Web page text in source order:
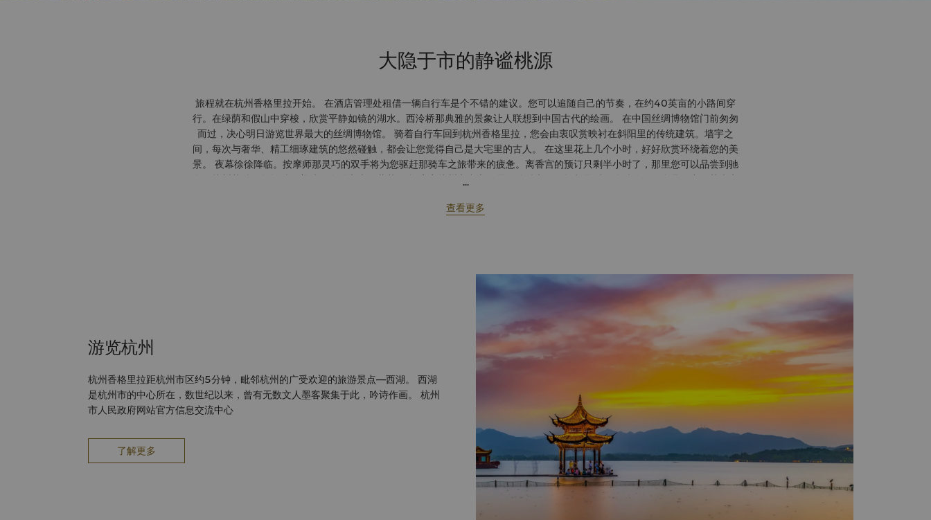
大隐于市的静谧桃源
旅程就在杭州香格里拉开始。 在酒店管理处租借一辆自行车是个不错的建议。您可以追随自己的节奏，在约40英亩的小路间穿
行。在绿荫和假山中穿梭，欣赏平静如镜的湖水。西泠桥那典雅的景象让人联想到中国古代的绘画。 在中国丝绸博物馆门前匆匆
而过，决心明日游览世界最大的丝绸博物馆。 骑着自行车回到杭州香格里拉，您会由衷叹赏映衬在斜阳里的传统建筑。墙宇之
间，每次与奢华、精工细琢建筑的悠然碰触，都会让您觉得自己是大宅里的古人。 在这里花上几个小时，好好欣赏环绕着您的美
景。 夜幕徐徐降临。按摩师那灵巧的双手将为您驱赶那骑车之旅带来的疲惫。离香宫的预订只剩半小时了，那里您可以品尝到驰
名的杭州菜肴，包括精致美味的海鲜和上汤蔬菜。 酒店离杭州市中心只需五分钟车程。抓紧最后一分钟购买纪念品，中国茶肯定
丽和最高尚的地方。” 魅力迷人的环境和热情的款待，杭州香格里拉大酒店似乎在马可•波罗笔下得到相应的诠释。
...
查看更多
游览杭州
杭州香格里拉距杭州市区约5分钟，毗邻杭州的广受欢迎的旅游景点—西湖。 西湖
是杭州市的中心所在，数世纪以来，曾有无数文人墨客聚集于此，吟诗作画。 杭州
市人民政府网站官方信息交流中心
了解更多